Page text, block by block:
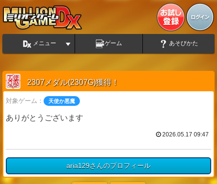
メニュー ゲーム あそびかた
2307メダル(2307G)獲得！
対象ゲーム： 天使か悪魔
ありがとうございます
2026.05.17 09:47
aria129さんのプロフィール